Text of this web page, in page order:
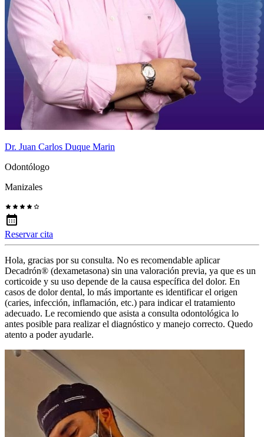
Dr. Juan Carlos Duque Marin
Odontólogo
Manizales
Reservar cita
Hola, gracias por su consulta. No es recomendable aplicar
Decadrón® (dexametasona) sin una valoración previa, ya que es un
corticoide y su uso depende de la causa específica del dolor. En
casos de dolor dental, lo más importante es identificar el origen
(caries, infección, inflamación, etc.) para indicar el tratamiento
adecuado. Le recomiendo que asista a consulta odontológica lo
antes posible para realizar el diagnóstico y manejo correcto. Quedo
atento a poder ayudarle.